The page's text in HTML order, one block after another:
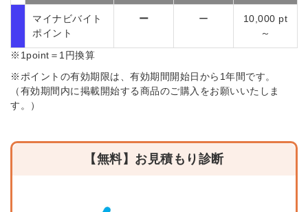
マイナビバイト
ポイント
ー ー
10,000 pt
～
※1point＝1円換算
※ポイントの有効期限は、有効期間開始日から1年間です。
（有効期間内に掲載開始する商品のご購入をお願いいたしま
す。）
【無料】お見積もり診断